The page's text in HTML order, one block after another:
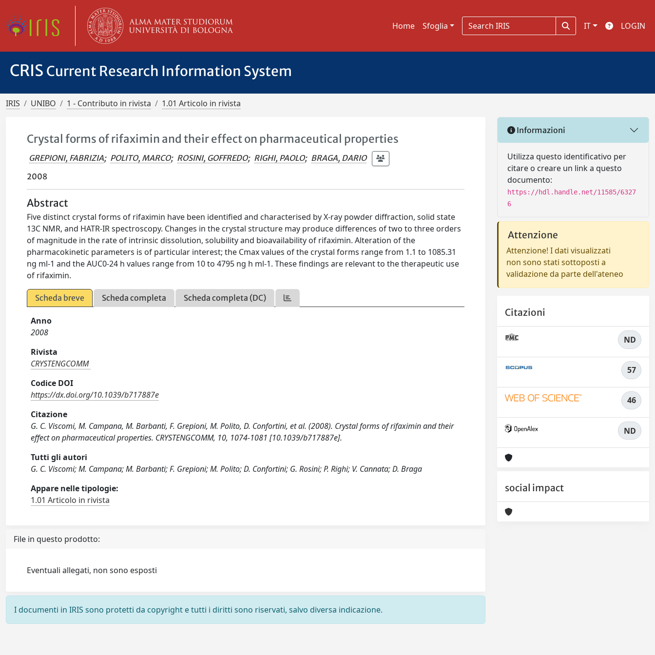
Home Sfoglia IT LOGIN
CRIS Current Research Information System
IRIS UNIBO 1 - Contributo in rivista 1.01 Articolo in rivista
Crystal forms of rifaximin and their effect on pharmaceutical properties
GREPIONI, FABRIZIA; POLITO, MARCO; ROSINI, GOFFREDO; RIGHI, PAOLO; BRAGA, DARIO
2008
Abstract
Five distinct crystal forms of rifaximin have been identified and characterised by X-ray powder diffraction, solid state
13C NMR, and HATR-IR spectroscopy. Changes in the crystal structure may produce differences of two to three orders
of magnitude in the rate of intrinsic dissolution, solubility and bioavailability of rifaximin. Alteration of the
pharmacokinetic parameters is of particular interest; the Cmax values of the crystal forms range from 1.1 to 1085.31
ng ml-1 and the AUC0-24 h values range from 10 to 4795 ng h ml-1. These findings are relevant to the therapeutic use
of rifaximin.
Scheda breve Scheda completa Scheda completa (DC)
Anno
2008
Rivista
CRYSTENGCOMM
Codice DOI
https://dx.doi.org/10.1039/b717887e
Citazione
G. C. Viscomi, M. Campana, M. Barbanti, F. Grepioni, M. Polito, D. Confortini, et al. (2008). Crystal forms of rifaximin and their
effect on pharmaceutical properties. CRYSTENGCOMM, 10, 1074-1081 [10.1039/b717887e].
Tutti gli autori
G. C. Viscomi; M. Campana; M. Barbanti; F. Grepioni; M. Polito; D. Confortini; G. Rosini; P. Righi; V. Cannata; D. Braga
Appare nelle tipologie:
1.01 Articolo in rivista
File in questo prodotto:
Eventuali allegati, non sono esposti
I documenti in IRIS sono protetti da copyright e tutti i diritti sono riservati, salvo diversa indicazione.
Informazioni
Utilizza questo identificativo per
citare o creare un link a questo
documento:
https://hdl.handle.net/11585/6327
6
Attenzione
Attenzione! I dati visualizzati
non sono stati sottoposti a
validazione da parte dell'ateneo
Citazioni
ND
57
46
ND
social impact